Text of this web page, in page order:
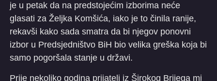
je u petak da na predstojećim izborima neće
glasati za Željka Komšića, iako je to činila ranije,
rekavši kako sada smatra da bi njegov ponovni
izbor u Predsjedništvo BiH bio velika greška koja bi
samo pogoršala stanje u državi.
Prije nekoliko godina prijatelj iz Širokog Brijega mi